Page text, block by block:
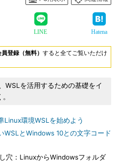
LINE Hatena
登録（無料） すると全てご覧いただけ
WSLを活用するための基礎をイ
Linux環境WSLを始めよう
WSLとWindows 10との文字コード
穴：LinuxからWindowsフォルダ